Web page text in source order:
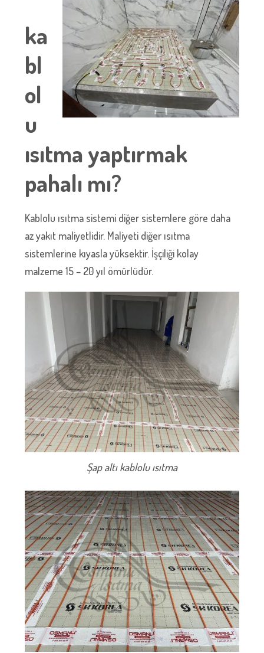
ka
bl
ol
u
ısıtma yaptırmak
pahalı mı?
Kablolu ısıtma sistemi diğer sistemlere göre daha
az yakıt maliyetlidir. Maliyeti diğer ısıtma
sistemlerine kıyasla yüksektir. İşçiliği kolay
malzeme 15 – 20 yıl ömürlüdür.
Şap altı kablolu ısıtma